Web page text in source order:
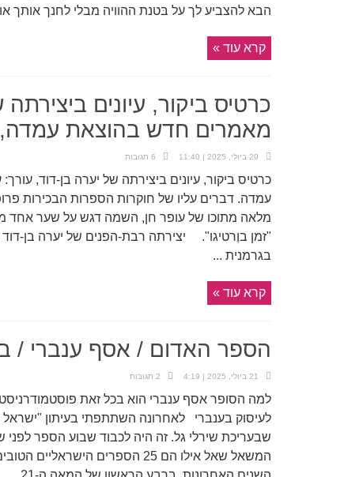
הבא להצביע לך על בּטנת ההוויה מבלי לחנך אותך או
קרא עוד »
כרטיס ביקור, עיונים
מאמרים חדש בהוצאת עמדה,
29 ביולי, 2025 | 11:40 6 תגובות
כרטיס ביקור, עיונים ביצירתה של יערה בן-דוד,
עמדה. דברים עליו של חוקרות הספרות הבכירות פרופ'
מלאה מתוכו של עופר חן, השמה דגש על שער אחד
"זמן בוֶרטיגו". יצירתה רבת-הפנים של יערה בן-
בגרמנית ...
קרא עוד »
הספר האדום / אסף ענברי /
21 ביולי, 2025 | 4:19 2 תגובות
למה הסופר אסף ענברי הוא בכל זאת
לעיסוק בענברי לאחרונה השתתפתי בעיתון
שבעריכת שירלי גל. זה היה לכבוד שבוע הספר